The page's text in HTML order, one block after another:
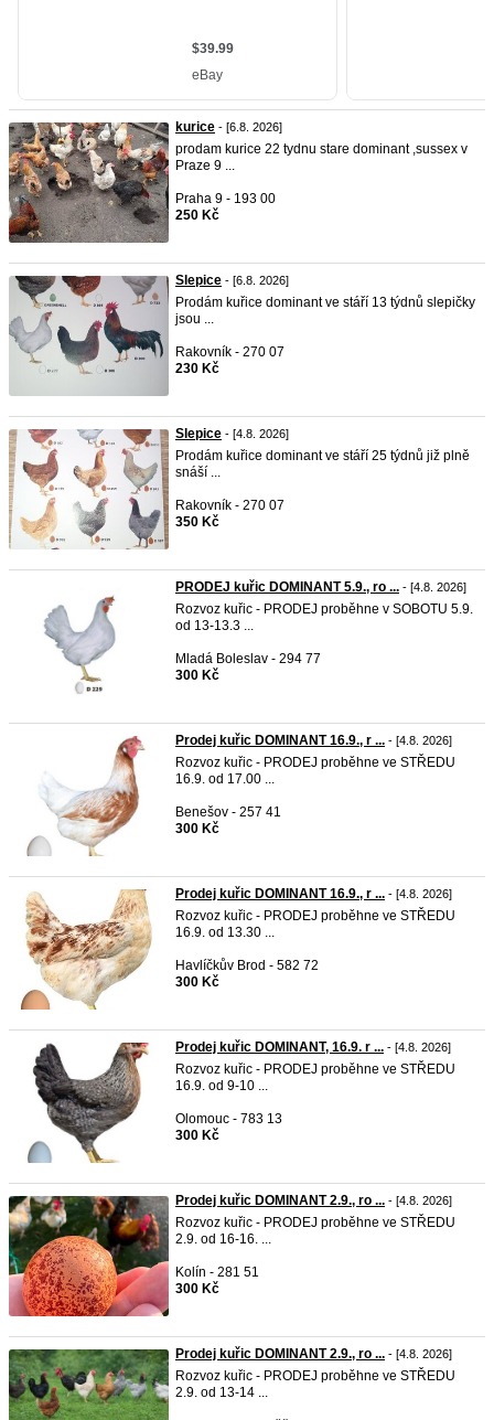
kurice - [6.8. 2026]
prodam kurice 22 tydnu stare dominant ,sussex v
Praze 9 ...
Praha 9 - 193 00
250 Kč
Slepice - [6.8. 2026]
Prodám kuřice dominant ve stáří 13 týdnů slepičky
jsou ...
Rakovník - 270 07
230 Kč
Slepice - [4.8. 2026]
Prodám kuřice dominant ve stáří 25 týdnů již plně
snáší ...
Rakovník - 270 07
350 Kč
PRODEJ kuřic DOMINANT 5.9., ro ... - [4.8. 2026]
Rozvoz kuřic - PRODEJ proběhne v SOBOTU 5.9.
od 13-13.3 ...
Mladá Boleslav - 294 77
300 Kč
Prodej kuřic DOMINANT 16.9., r ... - [4.8. 2026]
Rozvoz kuřic - PRODEJ proběhne ve STŘEDU
16.9. od 17.00 ...
Benešov - 257 41
300 Kč
Prodej kuřic DOMINANT 16.9., r ... - [4.8. 2026]
Rozvoz kuřic - PRODEJ proběhne ve STŘEDU
16.9. od 13.30 ...
Havlíčkův Brod - 582 72
300 Kč
Prodej kuřic DOMINANT, 16.9. r ... - [4.8. 2026]
Rozvoz kuřic - PRODEJ proběhne ve STŘEDU
16.9. od 9-10 ...
Olomouc - 783 13
300 Kč
Prodej kuřic DOMINANT 2.9., ro ... - [4.8. 2026]
Rozvoz kuřic - PRODEJ proběhne ve STŘEDU
2.9. od 16-16. ...
Kolín - 281 51
300 Kč
Prodej kuřic DOMINANT 2.9., ro ... - [4.8. 2026]
Rozvoz kuřic - PRODEJ proběhne ve STŘEDU
2.9. od 13-14 ...